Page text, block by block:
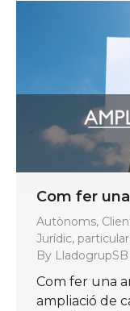
Com fer
Autònoms,
Jurídic,
By LladogrupSB
Com fer una
ampliació de